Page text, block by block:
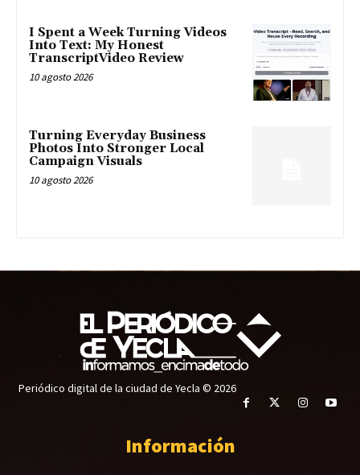
I Spent a Week Turning Videos
Into Text: My Honest
TranscriptVideo Review
10 agosto 2026
Turning Everyday Business
Photos Into Stronger Local
Campaign Visuals
10 agosto 2026
Periódico digital de la ciudad de Yecla © 2026
Información